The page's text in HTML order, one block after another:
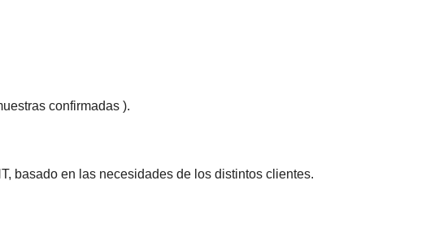
confirmadas ).
basado en las necesidades de los distintos clientes.